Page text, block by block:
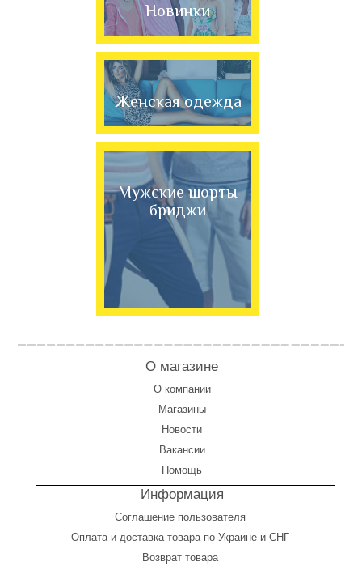
Новинки
Женская одежда
Мужские шорты
бриджи
О магазине
О компании
Магазины
Новости
Вакансии
Помощь
Информация
Соглашение пользователя
Оплата и доставка товара по Украине и СНГ
Возврат товара